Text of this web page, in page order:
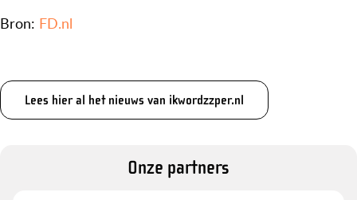
Bron: FD.nl
Lees hier al het nieuws van ikwordzzper.nl
Onze partners